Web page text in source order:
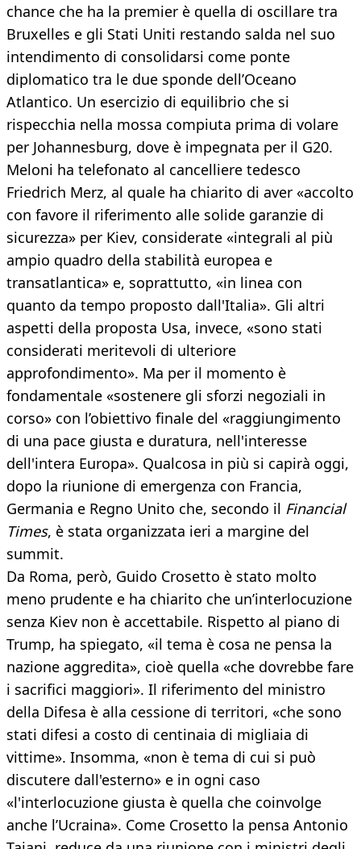
chance che ha la premier è quella di oscillare tra
Bruxelles e gli Stati Uniti restando salda nel suo
intendimento di consolidarsi come ponte
diplomatico tra le due sponde dell’Oceano
Atlantico. Un esercizio di equilibrio che si
rispecchia nella mossa compiuta prima di volare
per Johannesburg, dove è impegnata per il G20.
Meloni ha telefonato al cancelliere tedesco
Friedrich Merz, al quale ha chiarito di aver «accolto
con favore il riferimento alle solide garanzie di
sicurezza» per Kiev, considerate «integrali al più
ampio quadro della stabilità europea e
transatlantica» e, soprattutto, «in linea con
quanto da tempo proposto dall'Italia». Gli altri
aspetti della proposta Usa, invece, «sono stati
considerati meritevoli di ulteriore
approfondimento». Ma per il momento è
fondamentale «sostenere gli sforzi negoziali in
corso» con l’obiettivo finale del «raggiungimento
di una pace giusta e duratura, nell'interesse
dell'intera Europa». Qualcosa in più si capirà oggi,
dopo la riunione di emergenza con Francia,
Germania e Regno Unito che, secondo il Financial
Times, è stata organizzata ieri a margine del
summit.
Da Roma, però, Guido Crosetto è stato molto
meno prudente e ha chiarito che un’interlocuzione
senza Kiev non è accettabile. Rispetto al piano di
Trump, ha spiegato, «il tema è cosa ne pensa la
nazione aggredita», cioè quella «che dovrebbe fare
i sacrifici maggiori». Il riferimento del ministro
della Difesa è alla cessione di territori, «che sono
stati difesi a costo di centinaia di migliaia di
vittime». Insomma, «non è tema di cui si può
discutere dall'esterno» e in ogni caso
«l'interlocuzione giusta è quella che coinvolge
anche l’Ucraina». Come Crosetto la pensa Antonio